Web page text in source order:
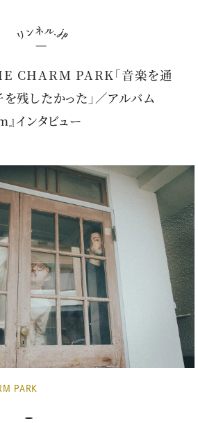
CHARM PARK「音楽を通
残したかった」／アルバム
インタビュー
PARK